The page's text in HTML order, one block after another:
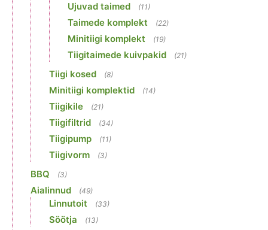
Ujuvad taimed (11)
Taimede komplekt (22)
Minitiigi komplekt (19)
Tiigitaimede kuivpakid (21)
Tiigi kosed (8)
Minitiigi komplektid (14)
Tiigikile (21)
Tiigifiltrid (34)
Tiigipump (11)
Tiigivorm (3)
BBQ (3)
Aialinnud (49)
Linnutoit (33)
Söötja (13)